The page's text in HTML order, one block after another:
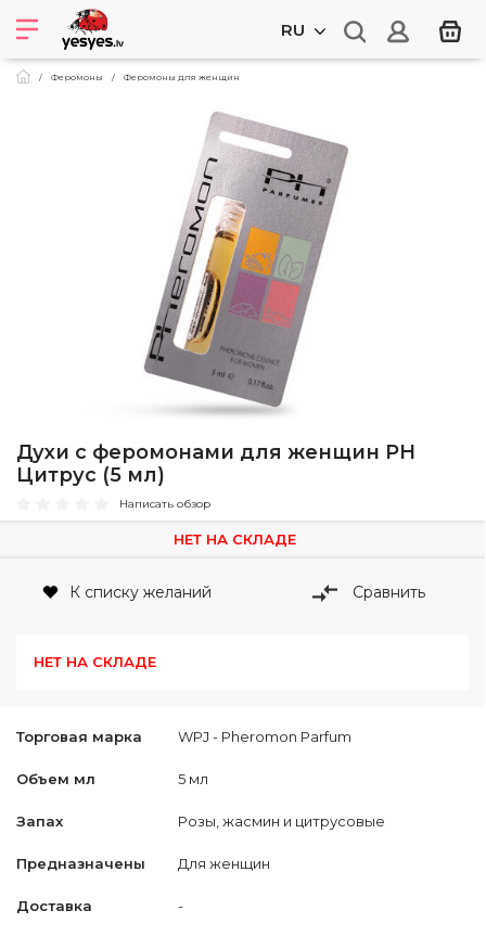
RU
Феромоны Феромоны для женщин
Духи с феромонами для женщин PH
Цитрус (5 мл)
Написать обзор
Торговая марка WPJ - Pheromon Parfum
Объем мл 5 мл
Запах Розы, жасмин и цитрусовые
Предназначены Для женщин
Доставка -
НЕТ НА СКЛАДЕ
К списку желаний Сравнить
НЕТ НА СКЛАДЕ